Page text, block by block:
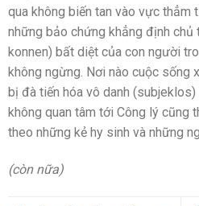
qua không biến tan vào vực thẳm
những bảo chứng khẳng định
konnen) bất diệt của con người
không ngừng. Nơi nào cuộc sống
bị đà tiến hóa vô danh
không quan tâm tới Công lý cũng
theo những kẻ hy sinh và những
(còn nữa)